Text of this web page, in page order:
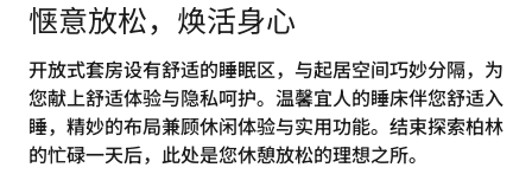
惬意放松，焕活身心
开放式套房设有舒适的睡眠区，与起居空间巧妙分隔，为
您献上舒适体验与隐私呵护。温馨宜人的睡床伴您舒适入
睡，精妙的布局兼顾休闲体验与实用功能。结束探索柏林
的忙碌一天后，此处是您休憩放松的理想之所。